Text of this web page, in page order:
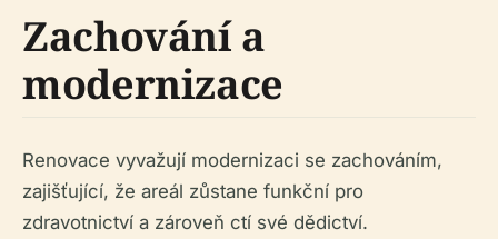
Zachování a
modernizace
Renovace vyvažují modernizaci se zachováním,
zajišťující, že areál zůstane funkční pro
zdravotnictví a zároveň ctí své dědictví.